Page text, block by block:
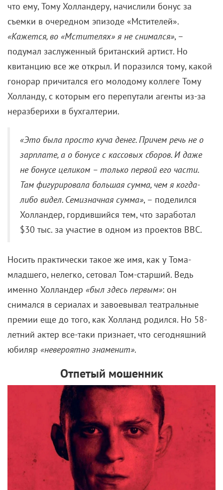
что ему, Тому Холландеру, начислили бонус за
съемки в очередном эпизоде «Мстителей».
«Кажется, во «Мстителях» я не снимался», –
подумал заслуженный британский артист. Но
квитанцию все же открыл. И поразился тому, какой
гонорар причитался его молодому коллеге Тому
Холланду, с которым его перепутали агенты из-за
неразберихи в бухгалтерии.
«Это была просто куча денег. Причем речь не о
зарплате, а о бонусе с кассовых сборов. И даже
не бонусе целиком – только первой его части.
Там фигурировала большая сумма, чем я когда-
либо видел. Семизначная сумма», – поделился
Холландер, гордившийся тем, что заработал
$30 тыс. за участие в одном из проектов BBC.
Носить практически такое же имя, как у Тома-
младшего, нелегко, сетовал Том-старший. Ведь
именно Холландер «был здесь первым»: он
снимался в сериалах и завоевывал театральные
премии еще до того, как Холланд родился. Но 58-
летний актер все-таки признает, что сегодняшний
юбиляр «невероятно знаменит».
Отпетый мошенник